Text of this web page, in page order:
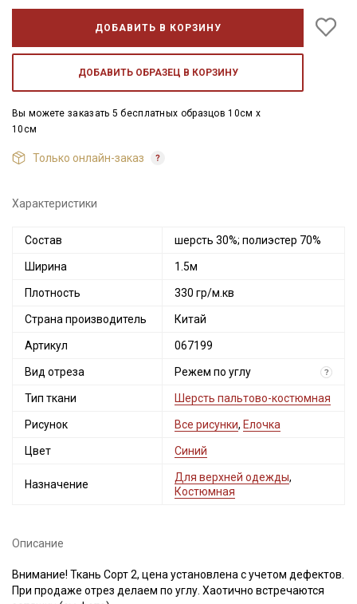
ДОБАВИТЬ В КОРЗИНУ
ДОБАВИТЬ ОБРАЗЕЦ В КОРЗИНУ
Вы можете заказать 5 бесплатных образцов 10см x
10см
Только онлайн-заказ
Характеристики
Состав шерсть 30%; полиэстер 70%
Ширина 1.5м
Плотность 330 гр/м.кв
Страна производитель Китай
Артикул 067199
Вид отреза Режем по углу ?
Тип ткани Шерсть пальтово-костюмная
Рисунок Все рисунки, Елочка
Цвет Синий
Назначение
Для верхней одежды,
Костюмная
Описание
Внимание! Ткань Сорт 2, цена установлена с учетом дефектов.
При продаже отрез делаем по углу. Хаотично встречаются